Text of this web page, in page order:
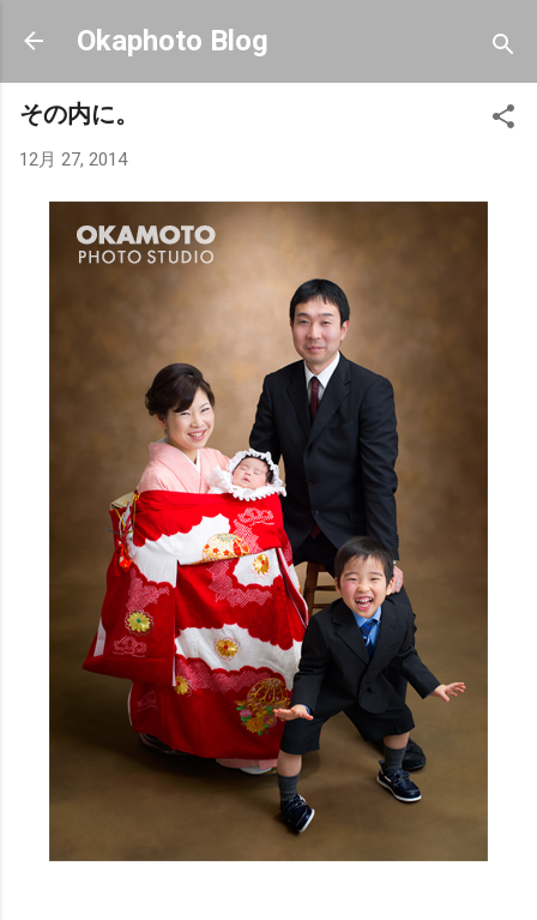
スキップしてメイン コンテンツに移動
Okaphoto Blog
その内に。
12月 27, 2014